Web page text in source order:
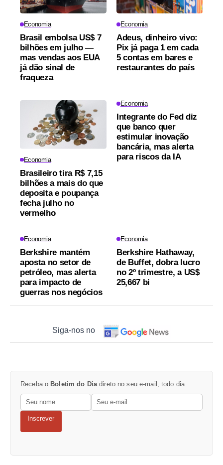
Economia
Brasil embolsa US$ 7
bilhões em julho —
mas vendas aos EUA
já dão sinal de
fraqueza
Economia
Adeus, dinheiro vivo:
Pix já paga 1 em cada
5 contas em bares e
restaurantes do país
Economia
Brasileiro tira R$ 7,15
bilhões a mais do que
deposita e poupança
fecha julho no
vermelho
Economia
Integrante do Fed diz
que banco quer
estimular inovação
bancária, mas alerta
para riscos da IA
Economia
Berkshire mantém
aposta no setor de
petróleo, mas alerta
para impacto de
guerras nos negócios
Economia
Berkshire Hathaway,
de Buffet, dobra lucro
no 2º trimestre, a US$
25,667 bi
Siga-nos no
Receba o Boletim do Diadireto no seu e-mail, todo dia.
Inscrever